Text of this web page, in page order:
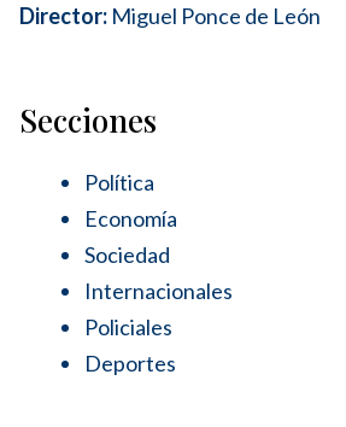
Director: Miguel Ponce de León
Secciones
Política
Economía
Sociedad
Internacionales
Policiales
Deportes